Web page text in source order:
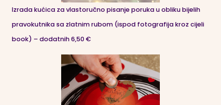
Izrada kućica za vlastoručno pisanje poruka u obliku bijelih
pravokutnika sa zlatnim rubom (ispod fotografija kroz cijeli
book) – dodatnih 6,50 €